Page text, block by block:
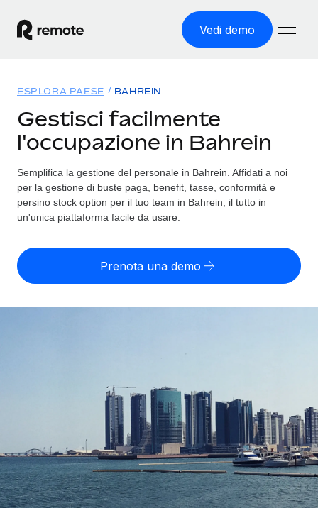
Vedi demo
ASSUMI NEL MONDO
Global Payroll
Gestisci il payroll a norma, in tutta semplicità
Employer of Record
Contractor Management
compliance globale
Soluzioni
COPERTURA GLOBALE
Ricerca paesi
Trova i servizi di supporto all’impiego per ogni Paese
Confronta Remote
Scopri come ci confrontiamo con gli altri
Integra l'HR globale nella tua piattaforma in modo
Tariffe
English
Italiano
Português (Portugal)
Login
ESPLORA PAESE BAHREIN
Gestisci facilmente
l'occupazione in Bahrein
Semplifica la gestione del personale in Bahrein. Affidati a noi
per la gestione di buste paga, benefit, tasse, conformità e
persino stock option per il tuo team in Bahrein, il tutto in
un'unica piattaforma facile da usare.
Prenota una demo